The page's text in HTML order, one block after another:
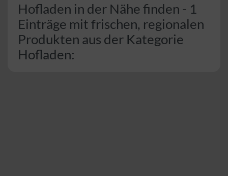
Hofladen in der Nähe finden - 1
Einträge mit frischen, regionalen
Produkten aus der Kategorie
Hofladen: